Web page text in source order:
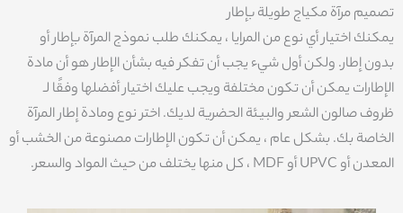
تصميم مرآة مكياج طويلة بإطار
يمكنك اختيار أي نوع من المرايا ، يمكنك طلب نموذج المرآة بإطار أو
بدون إطار. ولكن أول شيء يجب أن تفكر فيه بشأن الإطار هو أن مادة
الإطارات يمكن أن تكون مختلفة ويجب عليك اختيار أفضلها وفقًا لـ
ظروف صالون الشعر والبيئة الحضرية لديك. اختر نوع ومادة إطار المرآة
الخاصة بك. بشكل عام ، يمكن أن تكون الإطارات مصنوعة من الخشب أو
المعدن أو UPVC أو MDF ، كل منها يختلف من حيث المواد والسعر.